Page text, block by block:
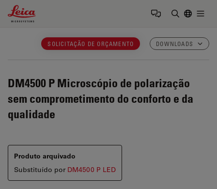
Leica Microsystems Logo
SOLICITAÇÃO DE ORÇAMENTO DOWNLOADS
DM4500 P Microscópio de polarização
sem comprometimento do conforto e da
qualidade
Produto arquivado
Substituído por DM4500 P LED